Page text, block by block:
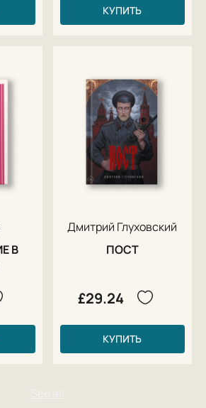
КУПИТЬ
В
Дмитрий Глуховский
ПОСТ
£29.24
КУПИТЬ